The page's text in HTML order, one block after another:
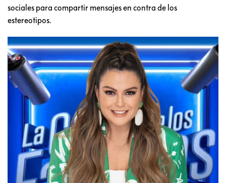
sociales para compartir mensajes en contra de los
estereotipos.